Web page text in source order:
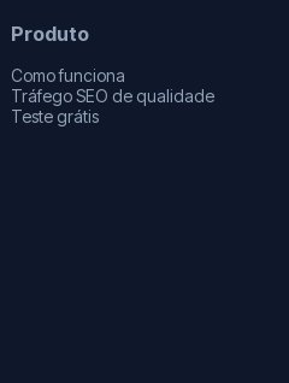
Produto
Como funciona
Tráfego SEO de qualidade
Teste grátis